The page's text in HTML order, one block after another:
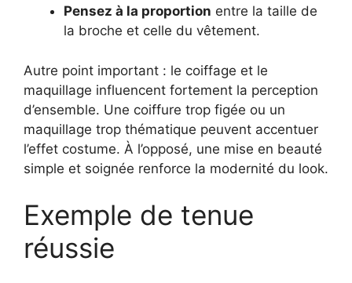
Pensez à la proportion entre la taille de
la broche et celle du vêtement.
Autre point important : le coiffage et le
maquillage influencent fortement la perception
d’ensemble. Une coiffure trop figée ou un
maquillage trop thématique peuvent accentuer
l’effet costume. À l’opposé, une mise en beauté
simple et soignée renforce la modernité du look.
Exemple de tenue
réussie